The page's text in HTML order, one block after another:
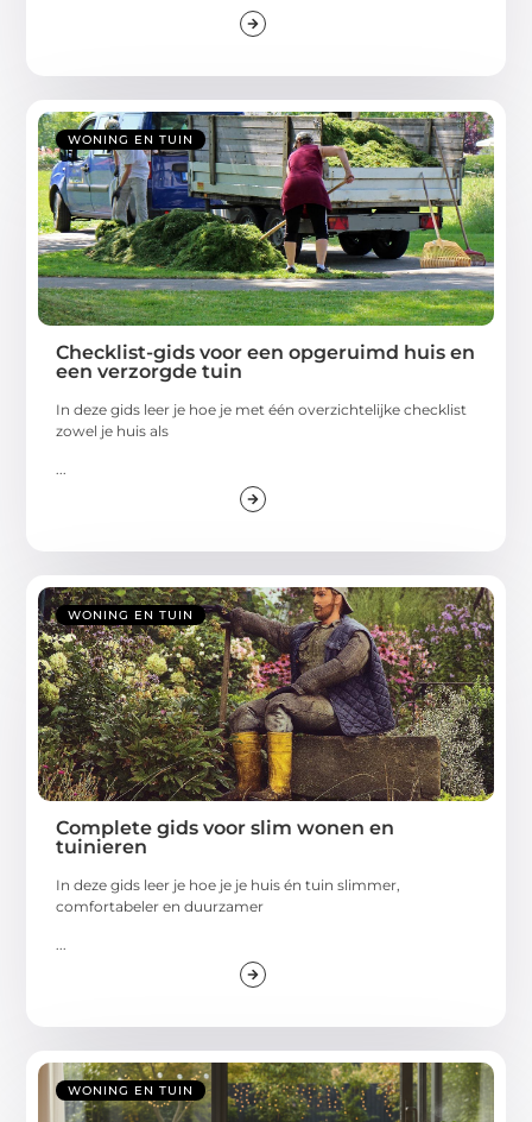
WONING EN TUIN
Checklist-gids voor een opgeruimd huis en
een verzorgde tuin
In deze gids leer je hoe je met één overzichtelijke checklist
zowel je huis als
...
WONING EN TUIN
Complete gids voor slim wonen en
tuinieren
In deze gids leer je hoe je je huis én tuin slimmer,
comfortabeler en duurzamer
...
WONING EN TUIN